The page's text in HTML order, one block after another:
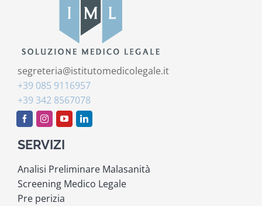
segreteria@istitutomedicolegale.it
+39 085 9116957
+39 342 8567078
SERVIZI
Analisi Preliminare Malasanità
Screening Medico Legale
Pre perizia